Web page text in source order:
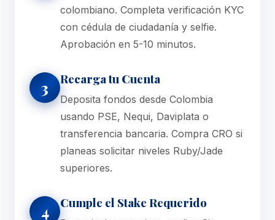
colombiano. Completa verificación KYC
con cédula de ciudadanía y selfie.
Aprobación en 5-10 minutos.
3 Recarga tu Cuenta
Deposita fondos desde Colombia
usando PSE, Nequi, Daviplata o
transferencia bancaria. Compra CRO si
planeas solicitar niveles Ruby/Jade
superiores.
4 Cumple el Stake Requerido